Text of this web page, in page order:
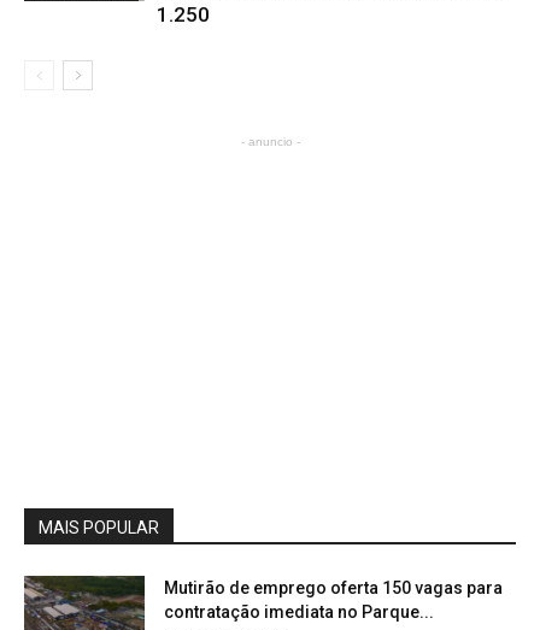
1.250
- anuncio -
MAIS POPULAR
Mutirão de emprego oferta 150 vagas para
contratação imediata no Parque...